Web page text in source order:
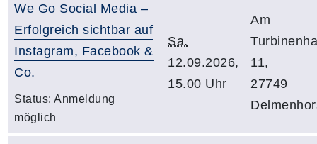
We Go Social Media –
Erfolgreich sichtbar auf
Instagram, Facebook &
Co.
Status: Anmeldung
möglich
Sa.
12.09.2026,
15.00 Uhr
Am
11,
27749